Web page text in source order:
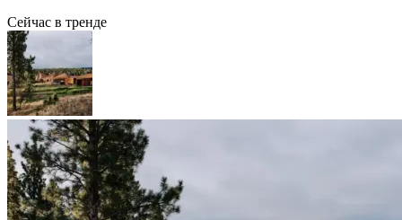
Сейчас в тренде